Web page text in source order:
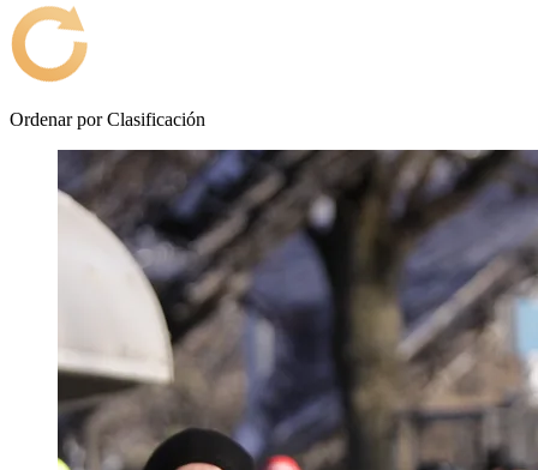
Ordenar por Clasificación